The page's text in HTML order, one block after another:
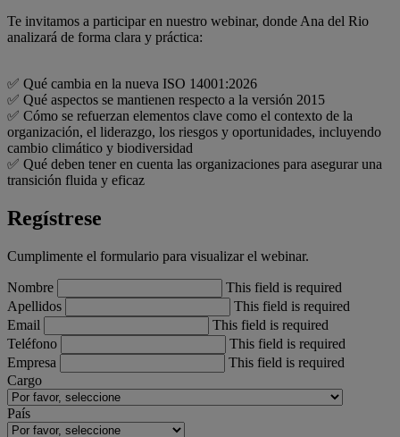
Te invitamos a participar en nuestro webinar, donde Ana del Rio
analizará de forma clara y práctica:
✅ Qué cambia en la nueva ISO 14001:2026
✅ Qué aspectos se mantienen respecto a la versión 2015
✅ Cómo se refuerzan elementos clave como el contexto de la
organización, el liderazgo, los riesgos y oportunidades, incluyendo
cambio climático y biodiversidad
✅ Qué deben tener en cuenta las organizaciones para asegurar una
transición fluida y eficaz
Regístrese
Cumplimente el formulario para visualizar el webinar.
Nombre
This field is required
Apellidos
This field is required
Email
This field is required
Teléfono
This field is required
Empresa
This field is required
Cargo
País